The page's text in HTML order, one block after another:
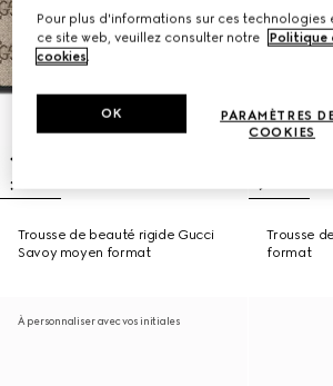
Trousse de beauté rigide Gucci
Savoy moyen format
Trousse
format
À personnaliser avec vos initiales
Pour plus d'informations sur ces technologies
ce site web, veuillez consulter notre
Politique
cookies.
PARAMÈTRES
COOKIES
OK